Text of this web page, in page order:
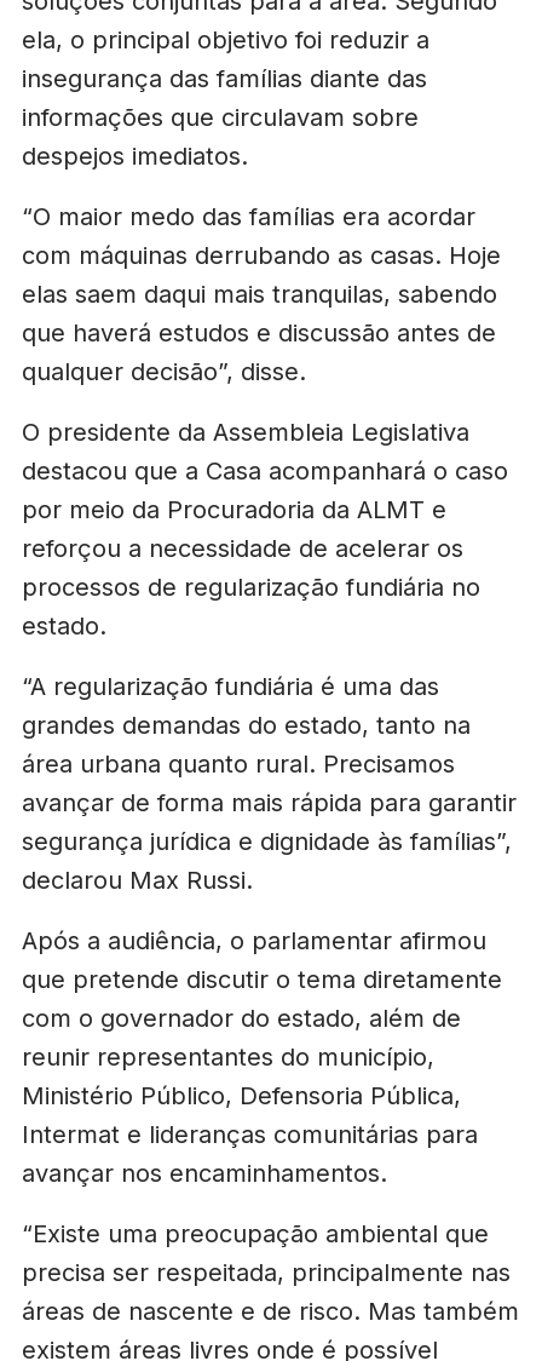
ela, o principal objetivo foi reduzir a
insegurança das famílias diante das
informações que circulavam sobre
despejos imediatos.
“O maior medo das famílias era acordar
com máquinas derrubando as casas. Hoje
elas saem daqui mais tranquilas, sabendo
que haverá estudos e discussão antes de
qualquer decisão”, disse.
O presidente da Assembleia Legislativa
destacou que a Casa acompanhará o caso
por meio da Procuradoria da ALMT e
reforçou a necessidade de acelerar os
processos de regularização fundiária no
estado.
“A regularização fundiária é uma das
grandes demandas do estado, tanto na
área urbana quanto rural. Precisamos
avançar de forma mais rápida para garantir
segurança jurídica e dignidade às famílias”,
declarou Max Russi.
Após a audiência, o parlamentar afirmou
que pretende discutir o tema diretamente
com o governador do estado, além de
reunir representantes do município,
Ministério Público, Defensoria Pública,
Intermat e lideranças comunitárias para
avançar nos encaminhamentos.
“Existe uma preocupação ambiental que
precisa ser respeitada, principalmente nas
áreas de nascente e de risco. Mas também
existem áreas livres onde é possível